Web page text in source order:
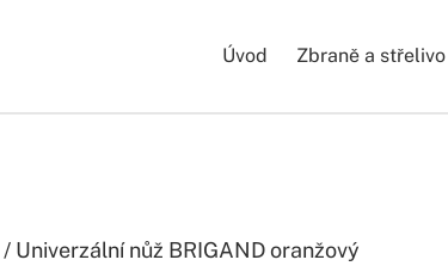
Úvod Zbraně a střelivo
/ Univerzální nůž BRIGAND oranžový